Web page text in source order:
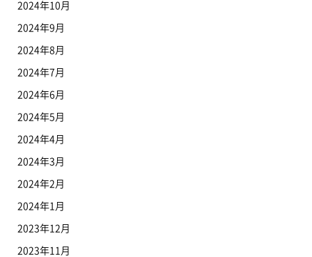
2024年10月
2024年9月
2024年8月
2024年7月
2024年6月
2024年5月
2024年4月
2024年3月
2024年2月
2024年1月
2023年12月
2023年11月